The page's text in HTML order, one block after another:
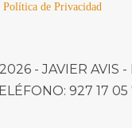
Política de Privacidad
-JAVIER AVIS -
927 17 05